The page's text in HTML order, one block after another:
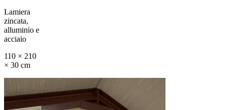
Lamiera
zincata,
alluminio e
acciaio
110 × 210
× 30 cm